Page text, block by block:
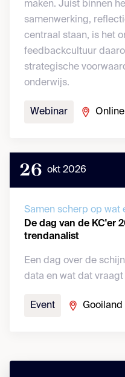
maken. Juist binnen
samenwerking,
centraal staan, is het
feedbackcultuur
strategische
onderwijs.
Webinar Online
26 okt 2026
Samen scherp op wat
De dag van de KC'er
trendanalist
Een dag over de
data en wat dat
Event Gooiland